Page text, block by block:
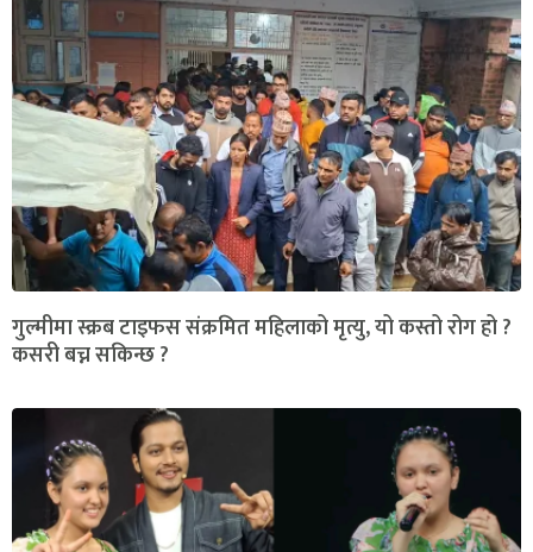
गुल्मीमा स्क्रब टाइफस संक्रमित महिलाको मृत्यु, यो कस्तो रोग हो ?
कसरी बच्न सकिन्छ ?